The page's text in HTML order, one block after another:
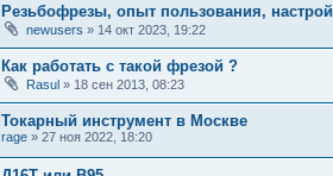
Резьбофрезы, опыт пользования,
newusers » 14 окт 2023, 19:22
Как работать с такой фрезой ?
Rasul » 18 сен 2013, 08:23
Токарный инструмент в Москве
rage » 27 ноя 2022, 18:20